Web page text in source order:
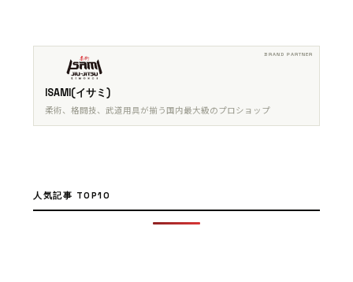
ISAMI(イサミ)
柔術、格闘技、武道用具が揃う国内最大級のプロショップ
人気記事 TOP10